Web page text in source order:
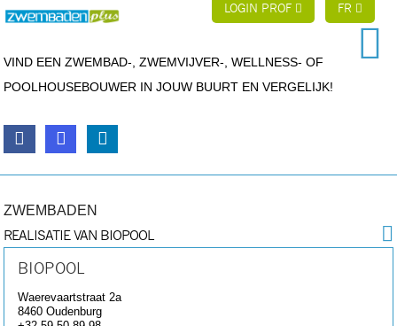
LOGIN PROF FR
VIND EEN ZWEMBAD-, ZWEMVIJVER-, WELLNESS- OF
POOLHOUSEBOUWER IN JOUW BUURT EN VERGELIJK!
ZWEMBADEN
REALISATIE VAN BIOPOOL
BIOPOOL
Waerevaartstraat 2a
8460Oudenburg